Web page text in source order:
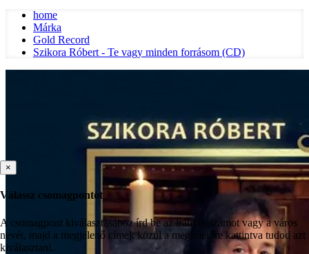
home
Márka
Gold Record
Szikora Róbert - Te vagy minden forrásom (CD)
×
Válassz csomagpontot
A csomagpont kiválasztásához írd be az irányítószámot vagy a város
nevét, majd a megjelenő címek közül a megfelelőre kattintva tudod azt
kiválasztani.